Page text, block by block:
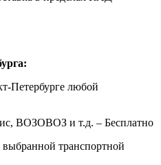
Петербурге любой
ВОЗОВОЗ и т.д. – Бесплатно
выбранной транспортной